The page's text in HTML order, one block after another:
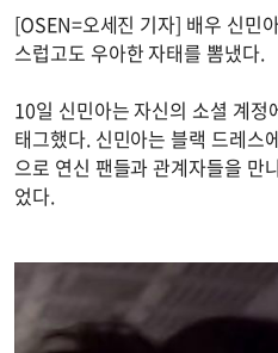
[OSEN=오세진 기자] 배우 신민
스럽고도 우아한 자태를 뽐냈다.
10일 신민아는 자신의 소셜 계정
태그했다. 신민아는 블랙 드레스
으로 연신 팬들과 관계자들을 만
었다.